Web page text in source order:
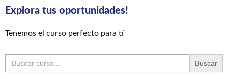
Explora tus oportunidades!
Tenemos el curso perfecto para tí
Buscar: